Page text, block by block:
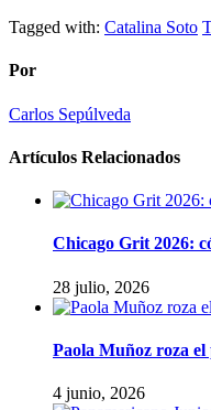
Tagged with: Catalina Soto
Por
Carlos Sepúlveda
Artículos Relacionados
Chicago Grit 2026:
28 julio, 2026
Paola Muñoz roza el
4 junio, 2026